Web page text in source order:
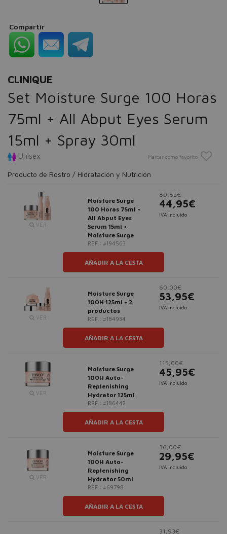
Compartir
CLINIQUE
Set Moisture Surge 100 Horas
75ml + All Abput Eyes Serum
15ml + Spray 30ml
Unisex Marcar como favorito
Producto de Rostro / Hidratación y Nutrición
VER
Moisture Surge
100 Horas 75ml +
All Abput Eyes
Serum 15ml +
Moisture Surge
REF.: #194563
89,82€
44,95€
IVA incluido
AÑADIR A LA CESTA
VER
Moisture Surge
100H 125ml + 2
productos
REF.: #184934
60,00€
53,95€
IVA incluido
AÑADIR A LA CESTA
VER
Moisture Surge
100H Auto-
Replenishing
Hydrator 125ml
REF.: #186442
115,00€
45,95€
IVA incluido
AÑADIR A LA CESTA
VER
Moisture Surge
100H Auto-
Replenishing
Hydrator 50ml
REF.: #69798
36,00€
29,95€
IVA incluido
AÑADIR A LA CESTA
31,93€